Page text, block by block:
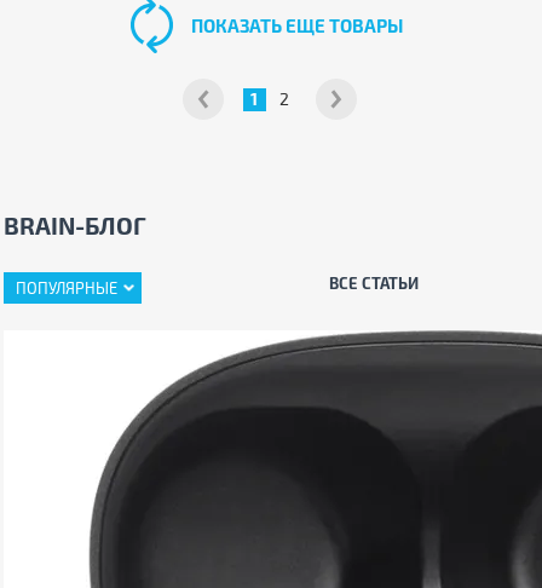
1 2
ПОКАЗАТЬ ЕЩЕ ТОВАРЫ
BRAIN-БЛОГ
ПОПУЛЯРНЫЕ ВСЕ СТАТЬИ